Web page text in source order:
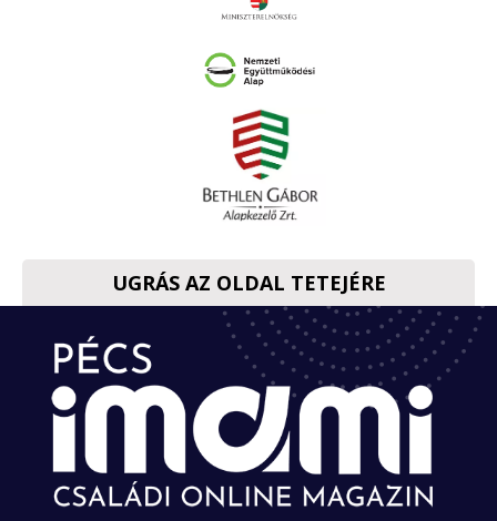
UGRÁS AZ OLDAL TETEJÉRE